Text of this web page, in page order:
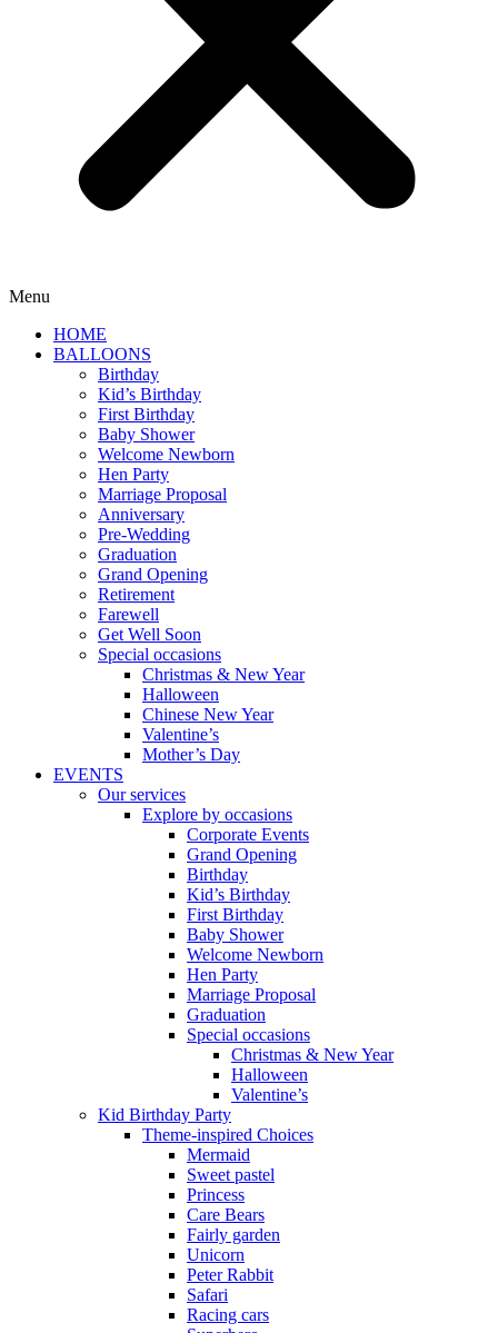
Menu
HOME
BALLOONS
Birthday
Kid’s Birthday
First Birthday
Baby Shower
Welcome Newborn
Hen Party
Marriage Proposal
Anniversary
Pre-Wedding
Graduation
Grand Opening
Retirement
Farewell
Get Well Soon
Special occasions
Christmas & New Year
Halloween
Chinese New Year
Valentine’s
Mother’s Day
EVENTS
Our services
Explore by occasions
Corporate Events
Grand Opening
Birthday
Kid’s Birthday
First Birthday
Baby Shower
Welcome Newborn
Hen Party
Marriage Proposal
Graduation
Special occasions
Christmas & New Year
Halloween
Valentine’s
Kid Birthday Party
Theme-inspired Choices
Mermaid
Sweet pastel
Princess
Care Bears
Fairly garden
Unicorn
Peter Rabbit
Safari
Racing cars